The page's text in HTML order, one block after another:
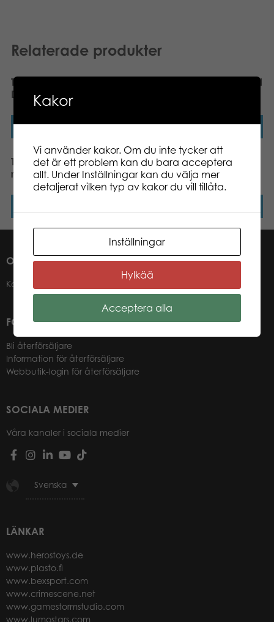
Relaterade produkter
Tactic Lär dig Frågespel
Djur & Natur
Läs mer
Tactic iKNOW 2.0 resespel
Läs mer
Tactic Mexican Train
resespel
Tactic Sverige Frågespel
resespel
OM OSS
Kontakter
FÖR VÅRA ÅTERFÖRSÄLJARE
Bli återförsäljare
Information för återförsäljare
Webbutik-login för återförsäljare
SOCIALA MEDIER
Våra kanaler i sociala medier
Svenska
LÄNKAR
www.herostoys.de
www.plasto.fi
www.bexsport.com
www.crimescene.net
www.gamestormstudio.com
www.lumostars.com
Kakor
Vi använder kakor. Om du inte tycker att
det är ett problem kan du bara acceptera
allt. Under Inställningar kan du välja mer
detaljerat vilken typ av kakor du vill tillåta.
Inställningar
Hylkää
Acceptera alla